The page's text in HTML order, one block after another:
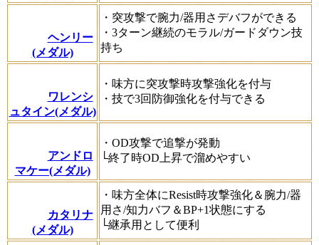
ヘンリー
(メダル)
・突攻撃で腕力/器用さデバフができる
・3ターン継続のモラル/ガードダウン技
持ち
ワレンシ
ュタイン(メダル)
・味方に突攻撃時攻撃強化を付与
・技で3回防御強化を付与できる
アンドロ
マケー(メダル)
・OD攻撃で追撃が発動
└終了時OD上昇で溜めやすい
カタリナ
(メダル)
・味方全体にResist時攻撃強化＆腕力/器
用さ/知力バフ＆BP+1状態にする
└継承用として便利